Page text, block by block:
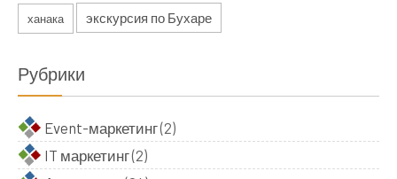
ханака экскурсия по Бухаре
Рубрики
Event-маркетинг(2)
IT маркетинг(2)